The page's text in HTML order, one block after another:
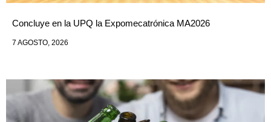
Concluye en la UPQ la Expomecatrónica MA2026
7 AGOSTO, 2026